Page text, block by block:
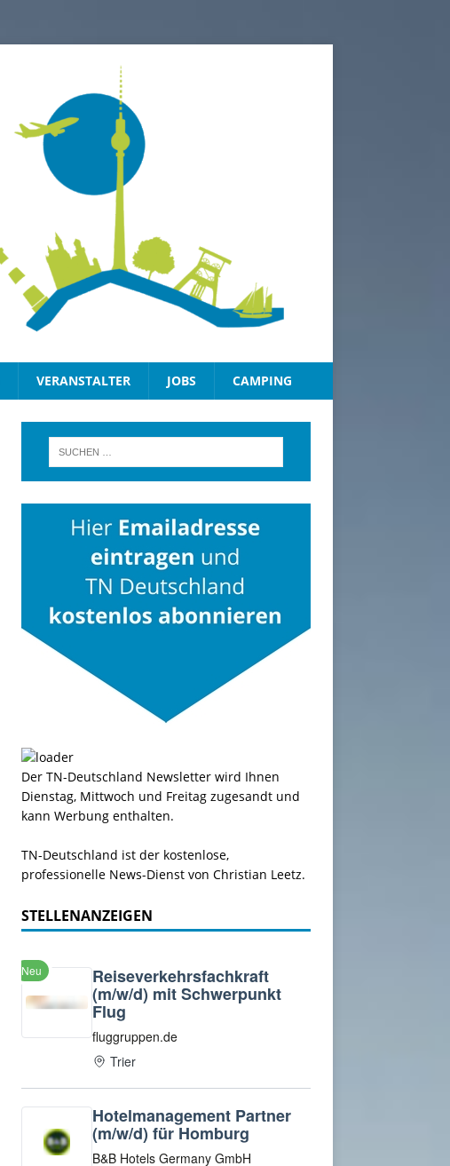
VERANSTALTER JOBS CAMPING
Der TN-Deutschland Newsletter wird Ihnen
Dienstag, Mittwoch und Freitag zugesandt und
kann Werbung enthalten.
TN-Deutschland ist der kostenlose,
professionelle News-Dienst von Christian Leetz.
STELLENANZEIGEN